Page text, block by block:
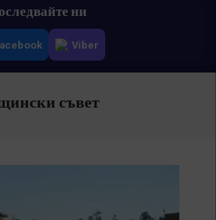
ни
Viber
съвет